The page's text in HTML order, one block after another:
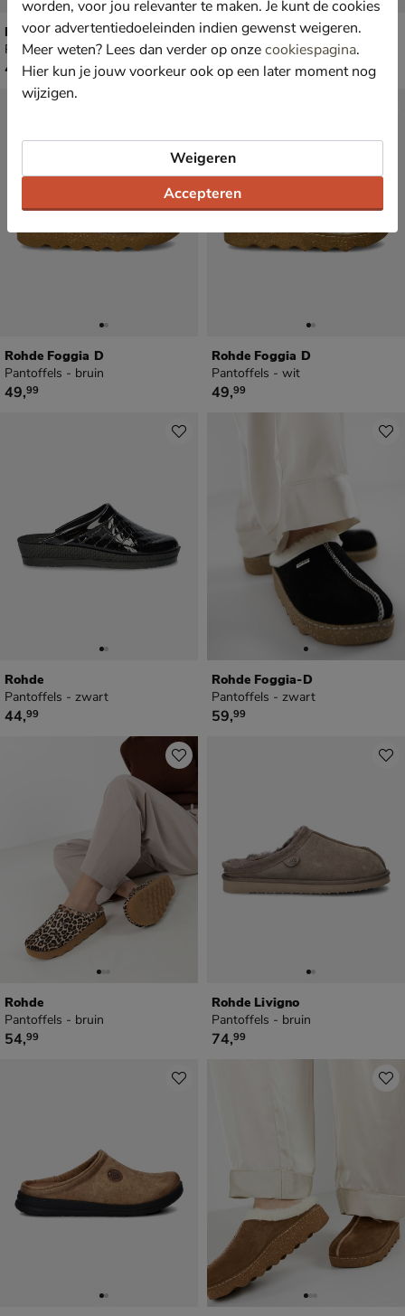
Rohde
Pantoffels - zwart
€ 49,99
49 ,99
Rohde Foggia D
Pantoffels - blauw
€ 49,99
49, 99
Rohde Foggia D
Pantoffels - bruin
€ 49,99
49,99
Rohde Foggia D
Pantoffels - wit
€ 49,99
49,99
Rohde
Pantoffels - zwart
€ 44,99
44,99
Rohde Foggia-D
Pantoffels - zwart
€ 59,99
59,99
Rohde
Pantoffels - bruin
€ 54,99
54,99
Rohde Livigno
Pantoffels - bruin
€ 74,99
74,99
worden, voor jou relevanter te maken. Je kunt de cookies
voor advertentiedoeleinden indien gewenst weigeren.
Meer weten? Lees dan verder op onzecookiespagina.
Hier kun je jouw voorkeur ook op een later moment nog
wijzigen.
Accepteren
Weigeren